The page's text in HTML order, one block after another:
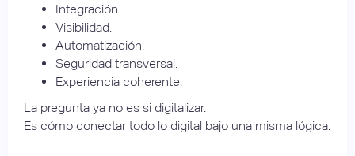
Integración.
Visibilidad.
Automatización.
Seguridad transversal.
Experiencia coherente.
La pregunta ya no es si digitalizar.
Es cómo conectar todo lo digital bajo una misma lógica.